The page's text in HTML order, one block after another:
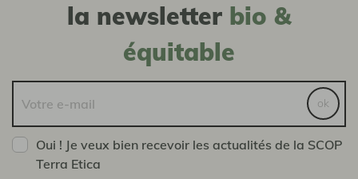
la newsletter bio &
équitable
Oui ! Je veux bien recevoir les actualités de la SCOP
Terra Etica
ok